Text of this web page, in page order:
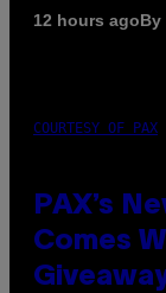
12 hours agoBy
COURTESY OF PAX
PAX’s
Comes